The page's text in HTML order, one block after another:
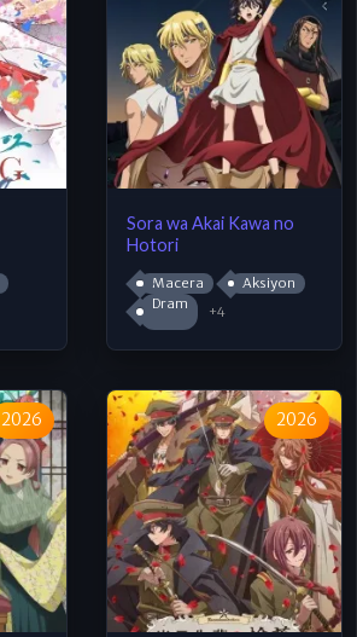
Sora wa Akai Kawa no
Hotori
Macera
Aksiyon
Dram
+4
2026 2026